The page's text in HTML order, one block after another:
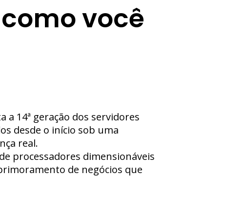
você
14ª geração dos servidores
desde o início sob uma
real.
processadores dimensionáveis
de negócios que